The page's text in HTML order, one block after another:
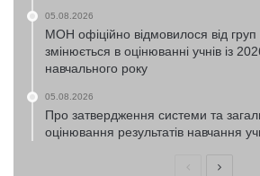
05.08.2026
МОН офіційно відмовилося від груп
змінюється в оцінюванні учнів із
навчального року
05.08.2026
Про затвердження системи та
оцінювання результатів навчання
Попередня